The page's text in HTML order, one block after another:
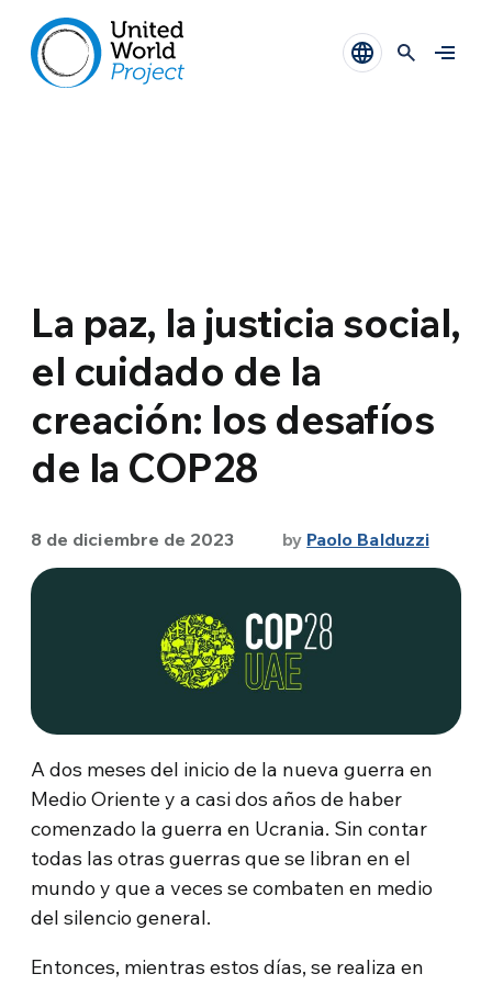
La paz, la justicia social,
el cuidado de la
creación: los desafíos
de la COP28
8 de diciembre de 2023 by Paolo Balduzzi
A dos meses del inicio de la nueva guerra en
Medio Oriente y a casi dos años de haber
comenzado la guerra en Ucrania. Sin contar
todas las otras guerras que se libran en el
mundo y que a veces se combaten en medio
del silencio general.
Entonces, mientras estos días, se realiza en